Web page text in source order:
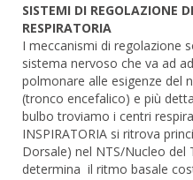
SISTEMI DI REGOLAZIONE
RESPIRATORIA
I meccanismi di regolazione
sistema nervoso che va ad
polmonare alle esigenze del
(tronco encefalico) e più
bulbo troviamo i centri
INSPIRATORIA si ritrova
Dorsale) nel NTS/Nucleo del
determina il ritmo basale